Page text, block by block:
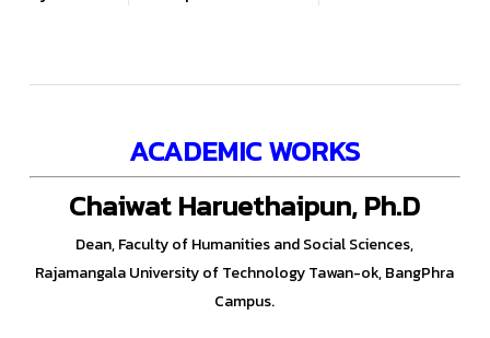
ACADEMIC WORKS
Chaiwat Haruethaipun, Ph.D
Dean, Faculty of Humanities and Social Sciences,
Rajamangala University of Technology Tawan-ok,BangPhra
Campus.